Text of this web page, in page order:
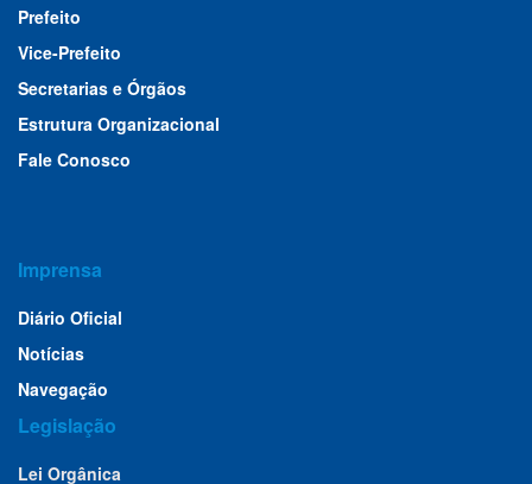
Prefeito
Vice-Prefeito
Secretarias e Órgãos
Estrutura Organizacional
Fale Conosco
Imprensa
Diário Oficial
Notícias
Navegação
Legislação
Lei Orgânica